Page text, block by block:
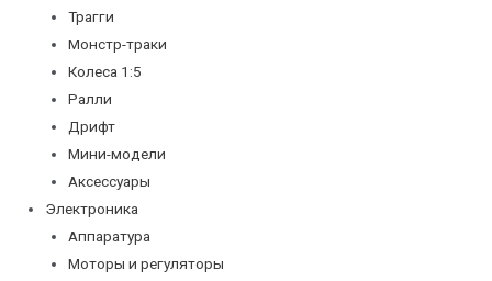
Трагги
Монстр-траки
Колеса 1:5
Ралли
Дрифт
Мини-модели
Аксессуары
Электроника
Аппаратура
Моторы и регуляторы